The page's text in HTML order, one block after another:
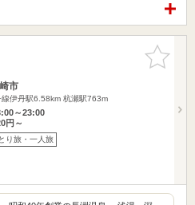
お気に入
りに追加
市
線伊丹駅6.58km 杭瀬駅763m
～23:00
円～
り旅・一人旅